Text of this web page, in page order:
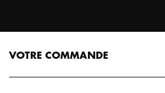
VOTRE COMMANDE